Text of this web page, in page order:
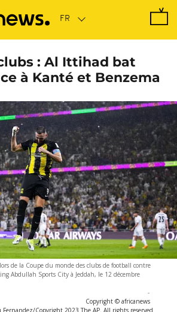
: Al Ittihad bat
à Kanté et Benzema
de la Coupe du monde des clubs de football contre
Abdullah Sports City à Jeddah, le 12 décembre
-
Copyright © africanews
Fernandez/Copyright 2023 The AP. All rights reserved